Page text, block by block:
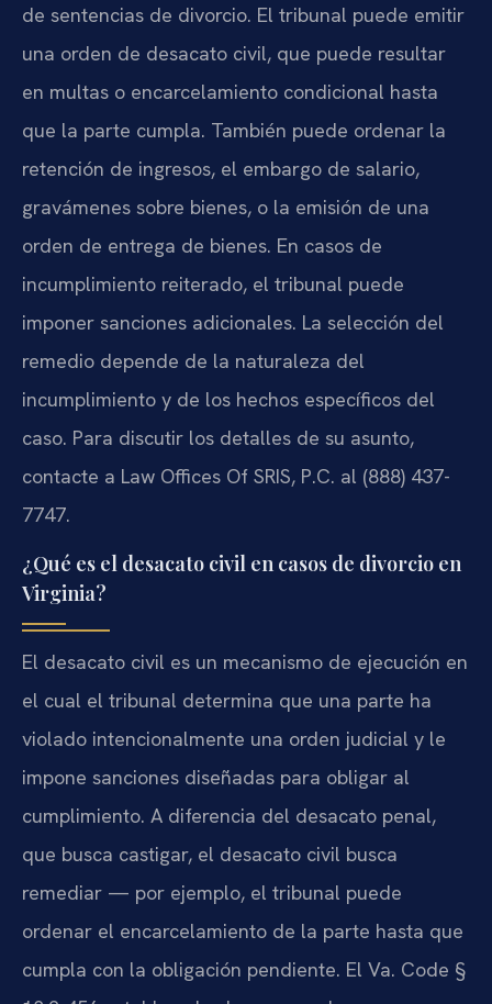
de sentencias de divorcio. El tribunal puede emitir
una orden de desacato civil, que puede resultar
en multas o encarcelamiento condicional hasta
que la parte cumpla. También puede ordenar la
retención de ingresos, el embargo de salario,
gravámenes sobre bienes, o la emisión de una
orden de entrega de bienes. En casos de
incumplimiento reiterado, el tribunal puede
imponer sanciones adicionales. La selección del
remedio depende de la naturaleza del
incumplimiento y de los hechos específicos del
caso. Para discutir los detalles de su asunto,
contacte a Law Offices Of SRIS, P.C. al (888) 437-
7747.
¿Qué es el desacato civil en casos de divorcio en
Virginia?
El desacato civil es un mecanismo de ejecución en
el cual el tribunal determina que una parte ha
violado intencionalmente una orden judicial y le
impone sanciones diseñadas para obligar al
cumplimiento. A diferencia del desacato penal,
que busca castigar, el desacato civil busca
remediar — por ejemplo, el tribunal puede
ordenar el encarcelamiento de la parte hasta que
cumpla con la obligación pendiente. El Va. Code §